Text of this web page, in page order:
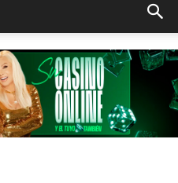
CONQUISTADORES